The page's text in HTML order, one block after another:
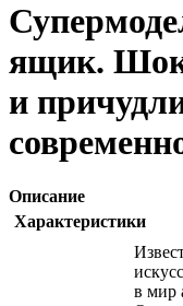
ящик.
и
Описание
Характеристики
в мир